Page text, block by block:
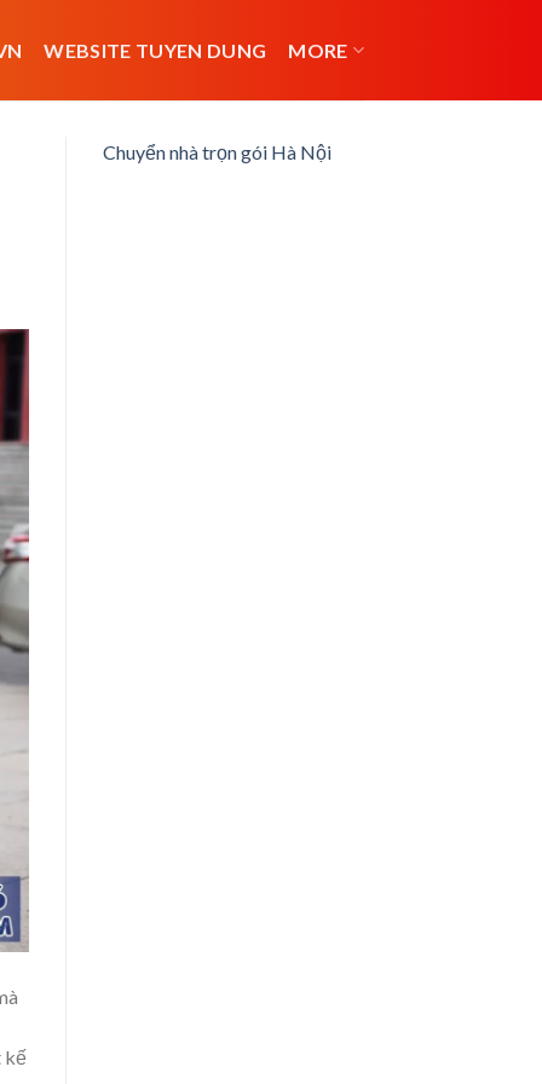
WEBSITE TUYEN DUNG MORE
kế
Chuyển nhà trọn gói Hà Nội